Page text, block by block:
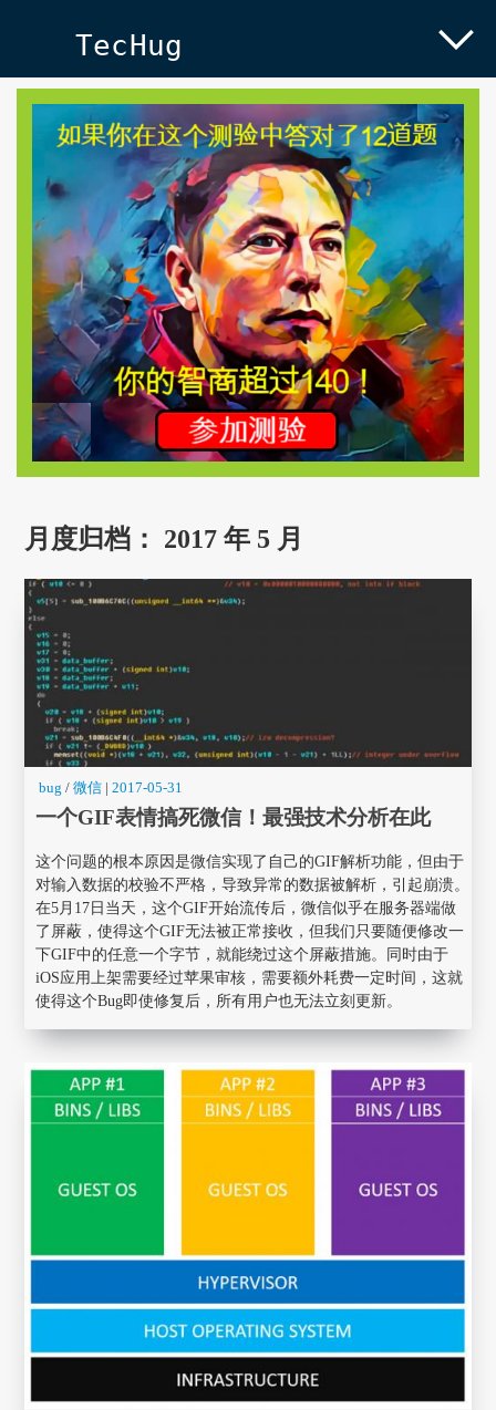
TecHug
月度归档： 2017 年 5 月
bug / 微信 |2017-05-31
一个GIF表情搞死微信！最强技术分析在此
这个问题的根本原因是微信实现了自己的GIF解析功能，但由于
对输入数据的校验不严格，导致异常的数据被解析，引起崩溃。
在5月17日当天，这个GIF开始流传后，微信似乎在服务器端做
了屏蔽，使得这个GIF无法被正常接收，但我们只要随便修改一
下GIF中的任意一个字节，就能绕过这个屏蔽措施。同时由于
iOS应用上架需要经过苹果审核，需要额外耗费一定时间，这就
使得这个Bug即使修复后，所有用户也无法立刻更新。